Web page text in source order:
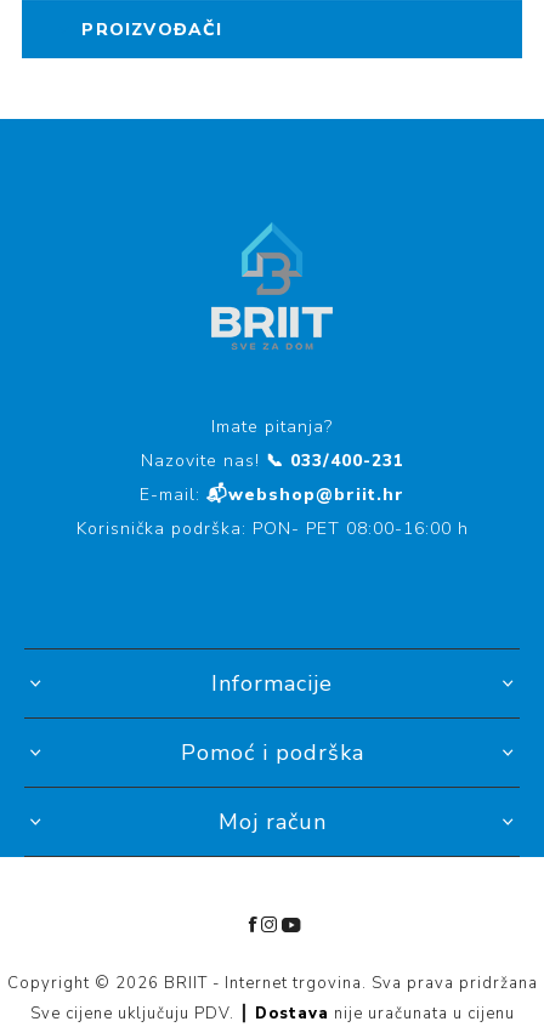
PROIZVOĐAČI
Imate pitanja?
Nazovite nas! 📞 033/400-231
E-mail: 📬webshop@briit.hr
Korisnička podrška: PON- PET 08:00-16:00 h
Informacije
Pomoć i podrška
Moj račun
Copyright © 2026 BRIIT - Internet trgovina. Sva prava pridržana
Sve cijene uključuju PDV. ┃ Dostava nije uračunata u cijenu